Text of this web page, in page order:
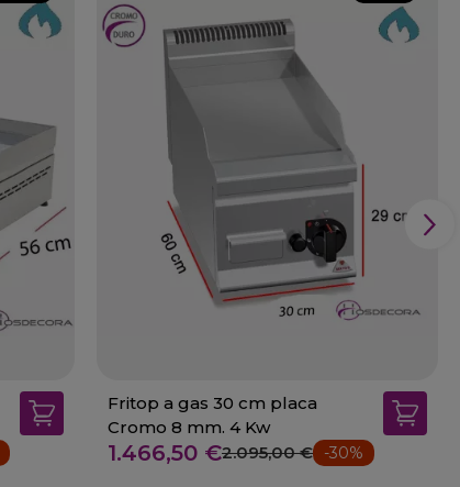
Fritop a gas 30 cm placa
Cromo 8 mm. 4 Kw
1.466,50 €2.095,00 € -30%